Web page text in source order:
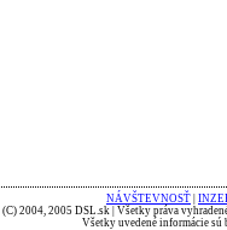
NÁVŠTEVNOSŤ
(C) 2004, 2005 DSL.sk | Všetky práva
Všetky uvedené informácie sú